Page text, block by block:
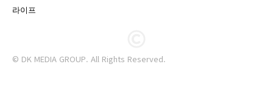
라이프
© DK MEDIA GROUP. All Rights Reserved.